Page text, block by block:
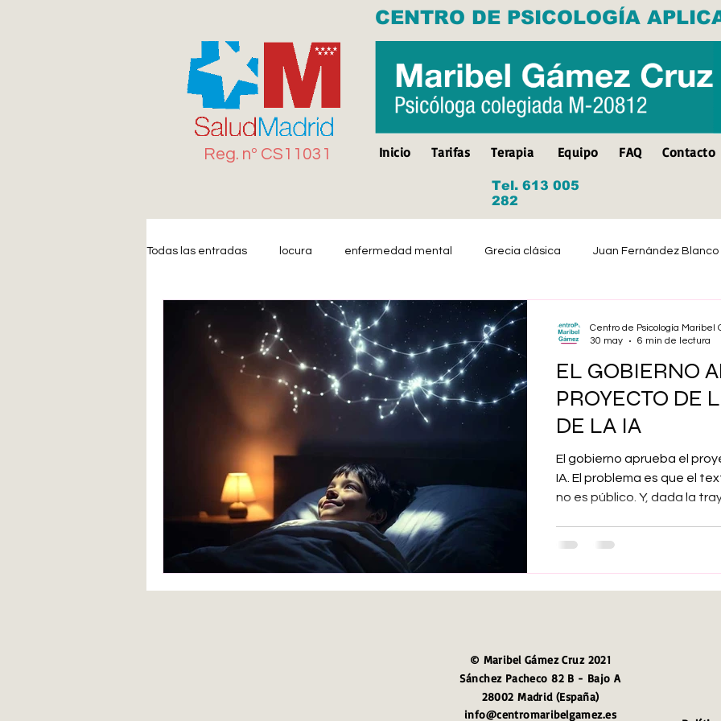
CENTRO DE PSICOLOGÍA
Reg. nº CS11031 Inicio Tarifas Terapia Equipo FAQ Contacto
Tel. 613 005
282
Todas las entradas locura enfermedad mental Grecia clásica Juan Fernández Blanco
Miedo Estrés Ansiedad Suicidio Discapacidad
Blanca de la Torre Fernández Maribel Gámez Comunicación Hijos Separación
Deberes escolares
Desarrollo infantil Transgénero
EL GOBIERNO
PROYECTO DE
DE LA IA
El gobierno aprueba el
IA. El problema es que el
no es público. Y, dada la
Generales para iniciar su
posible aprobación por el
Centro de Psicología Maribel
30 may
6 min de lectura
© Maribel Gámez Cruz 2021
Sánchez Pacheco 82 B - Bajo A
28002 Madrid (España)
info@centromaribelgamez.es